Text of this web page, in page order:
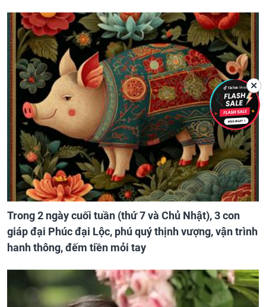
Trong 2 ngày cuối tuần (thứ 7 và Chủ Nhật), 3 con
giáp đại Phúc đại Lộc, phú quý thịnh vượng, vận trình
hanh thông, đếm tiền mỏi tay
✕